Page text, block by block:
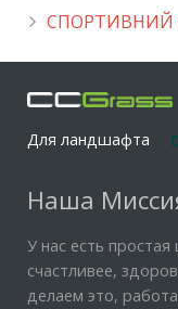
СПОРТИВНИЙ
Для ландшафта
Наша
У нас есть
счастливее,
делаем это,